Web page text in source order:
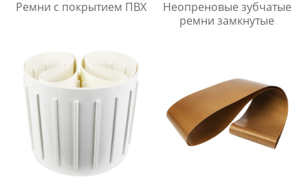
Ремни с покрытием ПВХ
Неопреновые зубчатые
ремни замкнутые